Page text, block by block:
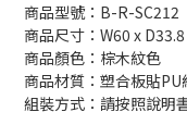
商品型號：B-R-SC212
商品尺寸：W60 x
商品顏色：棕木紋色
商品材質：塑合板貼PU
組裝方式：請按照說明